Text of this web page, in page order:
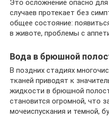
Это осложнение опасно
случаев протекает без
общее состояние:
в животе, проблемы с
Вода в брюшной
В поздних стадиях
тканей приводят к
жидкости в брюшной
становится огромной, что
мочеиспускания и темной,